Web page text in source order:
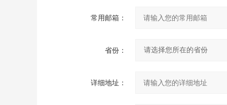
常用邮箱：
省份：
详细地址：